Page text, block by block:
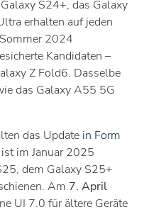
S24+, das Galaxy
erhalten auf jeden
2024
Kandidaten –
Z Fold6. Dasselbe
das Galaxy A55 5G
das Update in Form
im Januar 2025
dem Galaxy S25+
Am 7. April
UI 7.0 für ältere Geräte